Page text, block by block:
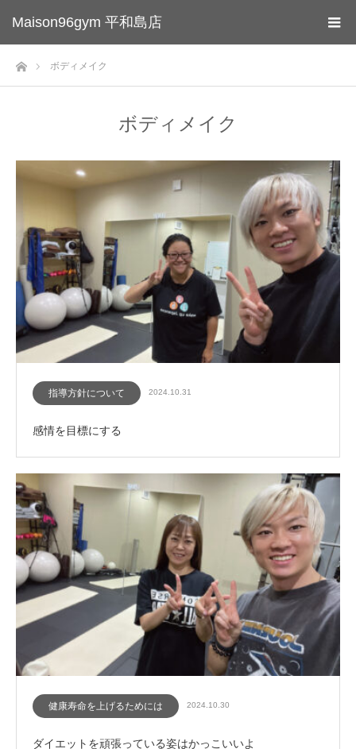
Maison96gym 平和島店
ホームボディメイク
ボディメイク
指導方針について 2024.10.31
感情を目標にする
健康寿命を上げるためには 2024.10.30
ダイエットを頑張っている姿はかっこいいよ